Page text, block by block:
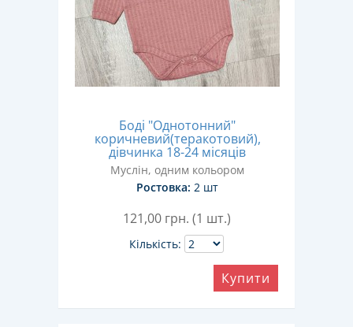
Боді "Однотонний"
коричневий(теракотовий),
дівчинка 18-24 місяців
Муслін, одним кольором
Ростовка: 2 шт
121,00 грн. (1 шт.)
Кількість:
Купити